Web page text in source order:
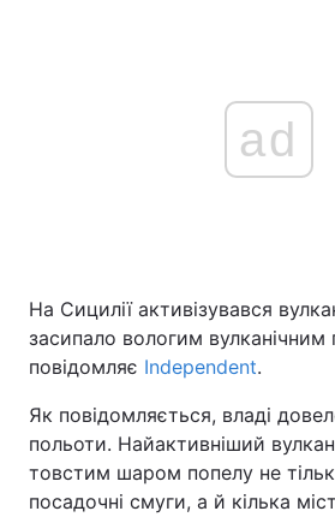
Головна Війна
Економіка Світ
Спорт Наука
ad
На Сицилії активізувався
засипало вологим
повідомляє Independent.
Як повідомляється, владі
польоти. Найактивніший
товстим шаром попелу не
посадочні смуги, а й кілька